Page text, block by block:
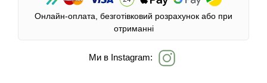
Онлайн-оплата, безготівковий розрахунок або при
отриманні
Ми в Instagram: